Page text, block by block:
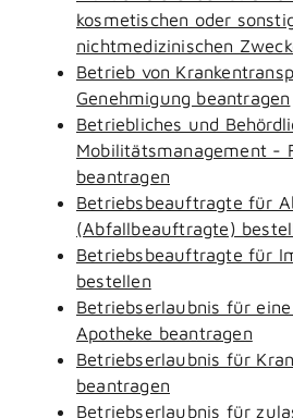
kosmetischen oder
nichtmedizinischen
Betrieb von
Genehmigung beantragen
Betriebliches und
Mobilitätsmanagement -
beantragen
Betriebsbeauftragte für
(Abfallbeauftragte)
Betriebsbeauftragte für
bestellen
Betriebserlaubnis für
Apotheke beantragen
Betriebserlaubnis für
beantragen
Betriebserlaubnis für